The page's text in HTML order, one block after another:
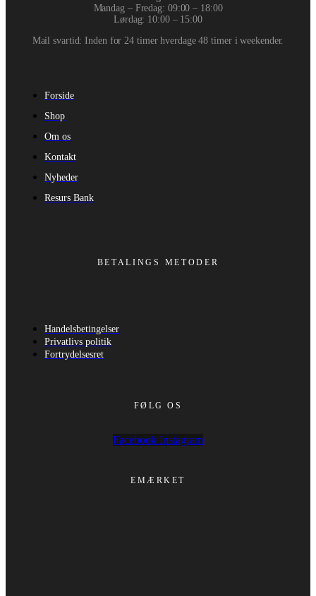
Mandag – Fredag: 09:00 – 18:00
Lørdag: 10:00 – 15:00
Mail svartid: Inden for 24 timer hverdage 48 timer i weekender.
Forside
Shop
Om os
Kontakt
Nyheder
Resurs Bank
BETALINGS METODER
Handelsbetingelser
Privatlivs politik
Fortrydelsesret
FØLG OS
Facebook Instagram
EMÆRKET